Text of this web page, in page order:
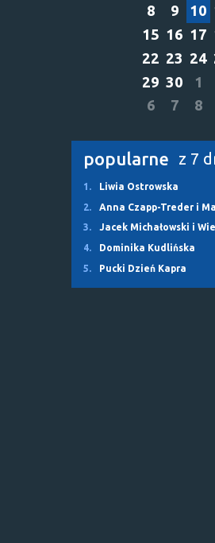
8
9 10
15 16 17
22 23 24
29 30 1
6
7 8
popularne z 7
1. Liwia Ostrowska
2.
Anna Czapp-Treder i
3.
Jacek Michałowski i
4.
Dominika Kudlińska
5.
Pucki Dzień Kapra